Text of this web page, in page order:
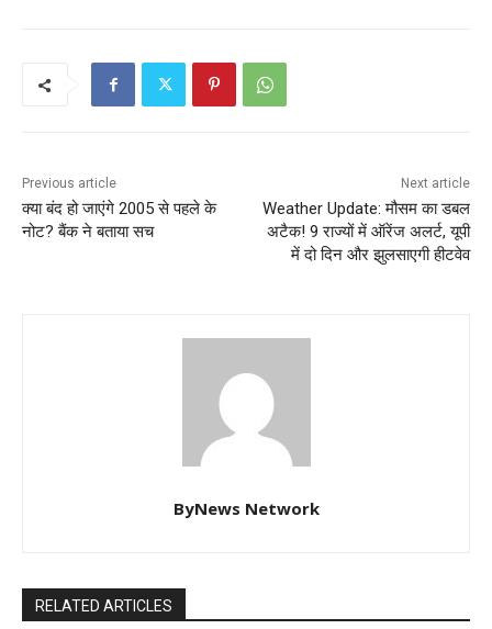
Previous article
क्या बंद हो जाएंगे 2005 से पहले के
नोट? बैंक ने बताया सच
Next article
Weather Update: मौसम का डबल
अटैक! 9 राज्यों में ऑरेंज अलर्ट, यूपी
में दो दिन और झुलसाएगी हीटवेव
ByNews Network
RELATED ARTICLES